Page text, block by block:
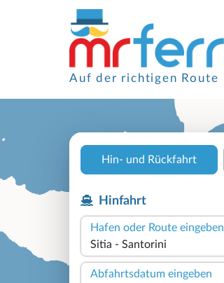
Auf der richtigen Route
Hin- und Rückfahrt
Hinfahrt
Hafen oder Route eingeben
Abfahrtsdatum eingeben